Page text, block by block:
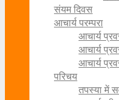
संयम दिवस
आचार्य परम्परा
आचार्य
आचार्य
आचार्य
परिचय
तपस्या में